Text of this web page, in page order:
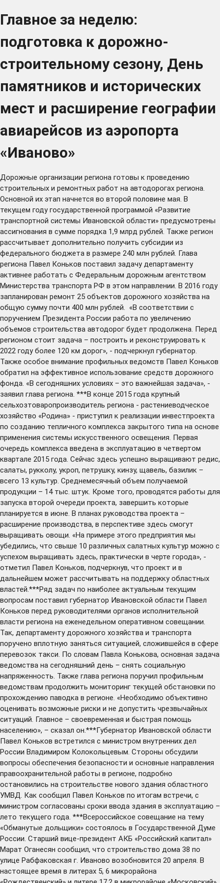
Главное за неделю:
подготовка к дорожно-
строительному сезону, День
памятников и исторических
мест и расширение географии
авиарейсов из аэропорта
«Иваново»
Дорожные организации региона готовы к проведению
строительных и ремонтных работ на автодорогах региона.
Основной их этап начнется во второй половине мая. В
текущем году государственной программой «Развитие
транспортной системы Ивановской области» предусмотрены
ассигнования в сумме порядка 1,9 млрд рублей. Также регион
рассчитывает дополнительно получить субсидии из
федерального бюджета в размере 240 млн рублей. Глава
региона Павел Коньков поставил задачу департаменту
активнее работать с Федеральным дорожным агентством
Министерства транспорта РФ в этом направлении. В 2016 году
запланирован ремонт 25 объектов дорожного хозяйства на
общую сумму почти 400 млн рублей. «В соответствии с
поручением Президента России работа по увеличению
объемов строительства автодорог будет продолжена. Перед
регионом стоит задача – построить и реконструировать к
2022 году более 120 км дорог», - подчеркнул губернатор.
Также особое внимание профильных ведомств Павел Коньков
обратил на эффективное использование средств дорожного
фонда. «В сегодняшних условиях – это важнейшая задача», -
заявил глава региона. ***В конце 2015 года крупный
сельхозтоваропроизводитель региона - растениеводческое
хозяйство «Родина» - приступил к реализации инвестпроекта
по созданию тепличного комплекса закрытого типа на основе
применения системы искусственного освещения. Первая
очередь комплекса введена в эксплуатацию в четвертом
квартале 2015 года. Сейчас здесь успешно выращивают редис,
салаты, рукколу, укроп, петрушку, кинзу, щавель, базилик –
всего 13 культур. Среднемесячный объем получаемой
продукции – 14 тыс. штук. Кроме того, проводятся работы для
запуска второй очереди проекта, завершить которые
планируется в июне. В планах руководства проекта –
расширение производства, в перспективе здесь смогут
выращивать овощи. «На примере этого предприятия мы
убедились, что свыше 10 различных салатных культур можно с
успехом выращивать здесь, практически в черте города», -
отметил Павел Коньков, подчеркнув, что проект и в
дальнейшем может рассчитывать на поддержку областных
властей.***Ряд задач по наиболее актуальным текущим
вопросам поставил губернатор Ивановской области Павел
Коньков перед руководителями органов исполнительной
власти региона на еженедельном оперативном совещании.
Так, департаменту дорожного хозяйства и транспорта
поручено вплотную заняться ситуацией, сложившейся в сфере
перевозок такси. По словам Павла Конькова, основная задача
ведомства на сегодняшний день – снять социальную
напряженность. Также глава региона поручил профильным
ведомствам продолжить мониторинг текущей обстановки по
прохождению паводка в регионе. «Необходимо объективно
оценивать возможные риски и не допустить чрезвычайных
ситуаций. Главное – своевременная и быстрая помощь
населению», – сказал он.***Губернатор Ивановской области
Павел Коньков встретился с министром внутренних дел
России Владимиром Колокольцевым. Стороны обсудили
вопросы обеспечения безопасности и основные направления
правоохранительной работы в регионе, подробно
остановились на строительстве нового здания областного
УМВД. Как сообщил Павел Коньков по итогам встречи, с
министром согласованы сроки ввода здания в эксплуатацию –
лето текущего года. ***Всероссийское совещание на тему
«Обманутые дольщики» состоялось в Государственной Думе
России. Старший вице-президент АКБ «Российский капитал»
Марат Оганесян сообщил, что строительство дома 38 по
улице Рабфаковская г. Иваново возобновится 20 апреля. В
настоящее время в литерах 5, 6 микрорайона